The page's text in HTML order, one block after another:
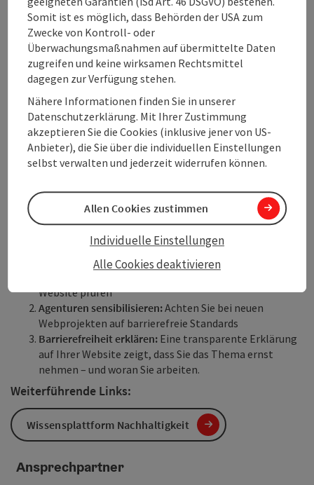
Profil, sondern leisten einen wichtigen Beitrag zur
Attraktivität des gesamten Tourismusstandorts
Oberösterreich.
Jetzt informieren!
Welche Anforderungen kommen konkret auf
Tourismusbetriebe zu? Wie gelingt die Umstellung in der
Praxis?
Antworten darauf gibt die Aufzeichnung der
des Bundesministeriums für Arbeit und Wirtschaft vom 29.
April 2025.
Schritt für Schritt zur barrierefreien Website
Website prüfen
Agenturen sensibilisieren:Achten Sie bei neuen
Webprojekten auf barrierefreie Standards
Barrierefreiheit erklären: Eine transparente Erklärung
auf Ihrer Website zeigt, dass Sie das Thema ernst
nehmen – und woran Sie arbeiten.
Weiterführende Links:
Wissensplattform Nachhaltigkeit
Ansprechpartner
Somit ist es möglich, dass Behörden der USA zum
Zwecke von Kontroll- oder
Überwachungsmaßnahmen auf übermittelte Daten
zugreifen und keine wirksamen Rechtsmittel
dagegen zur Verfügung stehen.
Nähere Informationen finden Sie in unserer
Datenschutzerklärung. Mit Ihrer Zustimmung
akzeptieren Sie die Cookies (inklusive jener von US-
Anbieter), die Sie über die individuellen Einstellungen
selbst verwalten und jederzeit widerrufen können.
Alle Cookies deaktivieren
Individuelle Einstellungen
Allen Cookies zustimmen